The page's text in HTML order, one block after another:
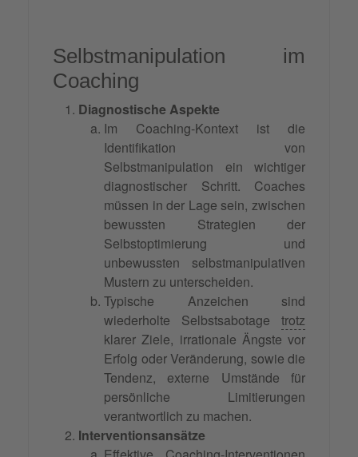
Selbstmanipulation im
Coaching
Diagnostische Aspekte
Im Coaching-Kontext ist die
Identifikation von
Selbstmanipulation ein wichtiger
diagnostischer Schritt. Coaches
müssen in der Lage sein, zwischen
bewussten Strategien der
Selbstoptimierung und
unbewussten selbstmanipulativen
Mustern zu unterscheiden.
Typische Anzeichen sind
wiederholte Selbstsabotage trotz
klarer Ziele, irrationale Ängste vor
Erfolg oder Veränderung, sowie die
Tendenz, externe Umstände für
persönliche Limitierungen
verantwortlich zu machen.
Interventionsansätze